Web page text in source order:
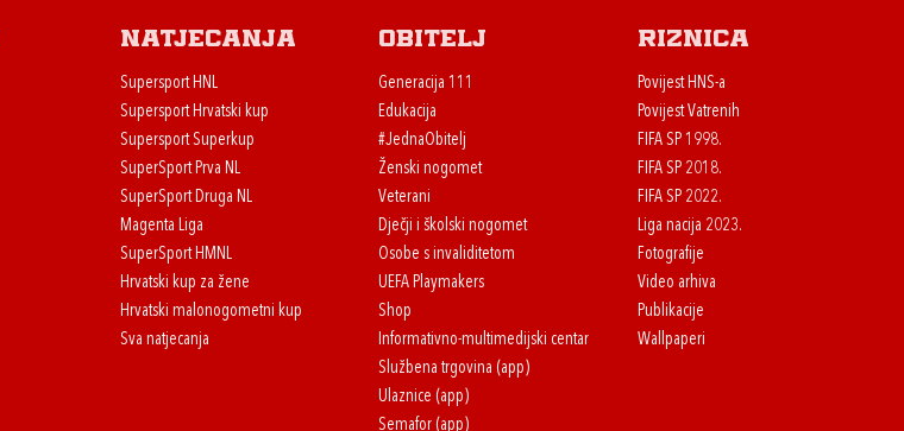
Natjecanja
Supersport HNL
Supersport Hrvatski kup
Supersport Superkup
SuperSport Prva NL
SuperSport Druga NL
Magenta Liga
SuperSport HMNL
Hrvatski kup za žene
Hrvatski malonogometni kup
Sva natjecanja
Obitelj
Generacija 111
Edukacija
#JednaObitelj
Ženski nogomet
Veterani
Dječji i školski nogomet
Osobe s invaliditetom
UEFA Playmakers
Shop
Informativno-multimedijski centar
Službena trgovina (app)
Ulaznice (app)
Semafor (app)
Riznica
Povijest HNS-a
Povijest Vatrenih
FIFA SP 1998.
FIFA SP 2018.
FIFA SP 2022.
Liga nacija 2023.
Fotografije
Video arhiva
Publikacije
Wallpaperi